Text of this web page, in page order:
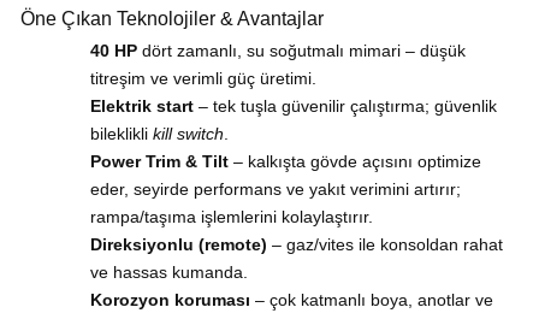
Öne Çıkan Teknolojiler & Avantajlar
40 HPdört zamanlı, su soğutmalı mimari – düşük
titreşim ve verimli güç üretimi.
Elektrik start– tek tuşla güvenilir çalıştırma; güvenlik
bileklikli kill switch
Power Trim & Tilt– kalkışta gövde açısını optimize
eder, seyirde performans ve yakıt verimini artırır;
rampa/taşıma işlemlerini kolaylaştırır.
Direksiyonlu (remote) – gaz/vites ile konsoldan rahat
ve hassas kumanda.
Korozyon koruması – çok katmanlı boya, anotlar ve